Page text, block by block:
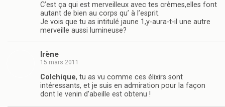
C’est ça qui est merveilleux avec tes crèmes,elles font
autant de bien au corps qu’ à l’esprit.
Je vois que tu as intitulé jaune 1,y-aura-t-il une autre
merveille aussi lumineuse?
Irène
15 mars 2011
Colchique, tu as vu comme ces élixirs sont
intéressants, et je suis en admiration pour la façon
dont le venin d’abeille est obtenu !